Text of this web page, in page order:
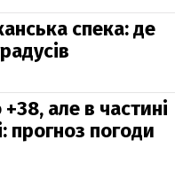
спека: де
але в частині
прогноз погоди